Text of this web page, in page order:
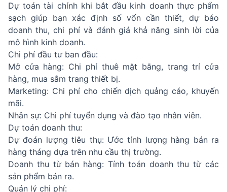
Dự toán tài chính khi bắt đầu kinh doanh thực phẩm
sạch giúp bạn xác định số vốn cần thiết, dự báo
doanh thu, chi phí và đánh giá khả năng sinh lời của
mô hình kinh doanh.
Chi phí đầu tư ban đầu:
Mở cửa hàng: Chi phí thuê mặt bằng, trang trí cửa
hàng, mua sắm trang thiết bị.
Marketing: Chi phí cho chiến dịch quảng cáo, khuyến
mãi.
Nhân sự: Chi phí tuyển dụng và đào tạo nhân viên.
Dự toán doanh thu:
Dự đoán lượng tiêu thụ: Ước tính lượng hàng bán ra
hàng tháng dựa trên nhu cầu thị trường.
Doanh thu từ bán hàng: Tính toán doanh thu từ các
sản phẩm bán ra.
Quản lý chi phí: